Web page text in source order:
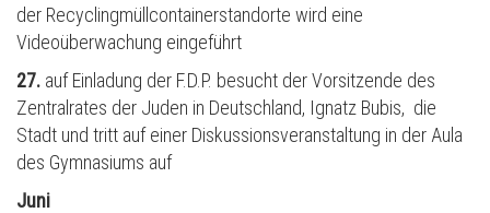
der Recyclingmüllcontainerstandorte wird eine
Videoüberwachung eingeführt
27. auf Einladung der F.D.P. besucht der Vorsitzende des
Zentralrates der Juden in Deutschland, Ignatz Bubis, die
Stadt und tritt auf einer Diskussionsveranstaltung in der Aula
des Gymnasiums auf
Juni